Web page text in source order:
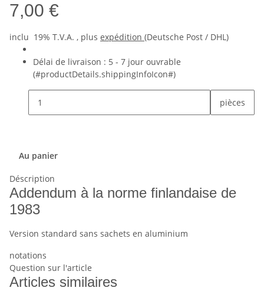
7,00 €
inclu 19% T.V.A. , plus expédition (Deutsche Post / DHL)
Délai de livraison : 5 - 7 jour ouvrable
(#productDetails.shippingInfoIcon#)
pièces
Au panier
Déscription
Addendum à la norme finlandaise de
1983
Version standard sans sachets en aluminium
notations
Question sur l'article
Articles similaires